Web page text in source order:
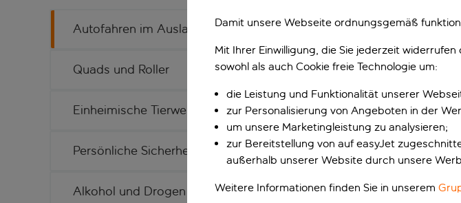
Autofahren im Ausland
Quads und Roller
Einheimische Tierwelt
Persönliche Sicherheit
Alkohol und Drogen
Damit unsere Webseite ordnungsgemäß
Mit Ihrer Einwilligung, die Sie jederzeit
sowohl als auch Cookie freie Technologie um:
die Leistung und Funktionalität unserer
zur Personalisierung von Angeboten in der
um unsere Marketingleistung zu analysieren;
zur Bereitstellung von auf easyJet
außerhalb unserer Website durch unsere
Weitere Informationen finden Sie in unserem